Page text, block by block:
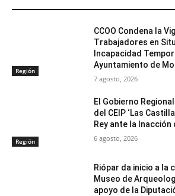
Región
CCOO Condena la
Trabajadores en
Incapacidad
Ayuntamiento de
7 agosto, 2026
Región
El Gobierno
del CEIP ‘Las
Rey ante la
6 agosto, 2026
Riópar da inicio a la
Museo de
apoyo de la